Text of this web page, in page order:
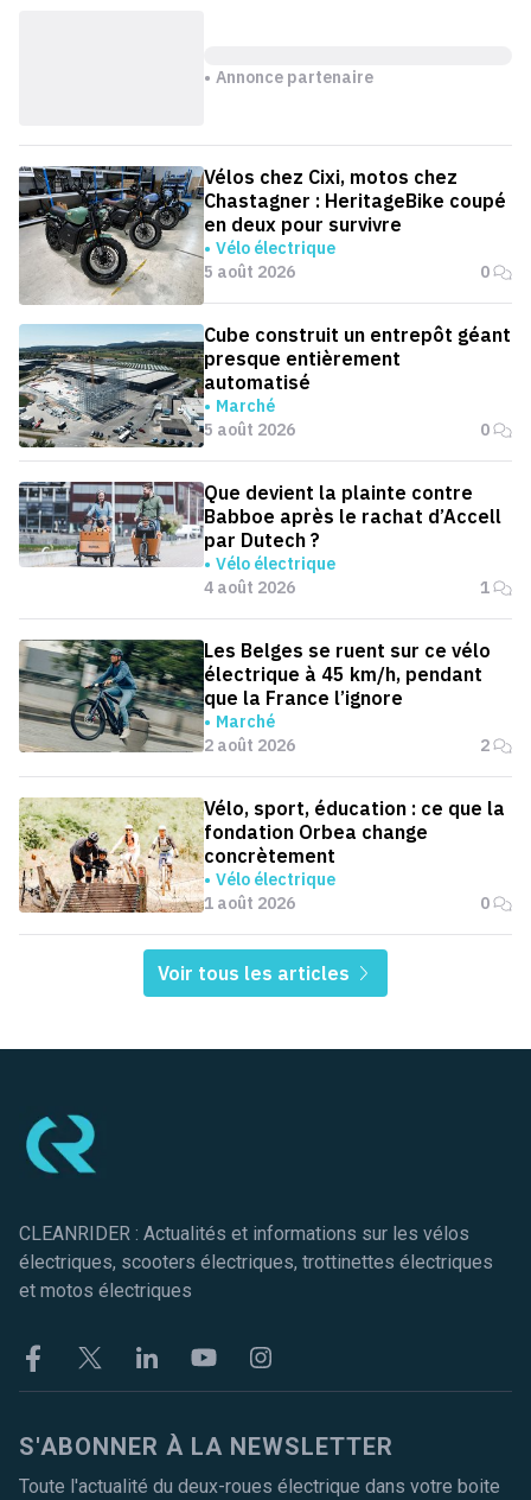
Annonce partenaire
Vélos chez Cixi, motos chez
Chastagner : HeritageBike coupé
en deux pour survivre
Vélo électrique
5 août 2026
0
Cube construit un entrepôt géant
presque entièrement
automatisé
Marché
5 août 2026
0
Que devient la plainte contre
Babboe après le rachat d’Accell
par Dutech ?
Vélo électrique
4 août 2026
1
Les Belges se ruent sur ce vélo
électrique à 45 km/h, pendant
que la France l’ignore
Marché
2 août 2026
2
Vélo, sport, éducation : ce que la
fondation Orbea change
concrètement
Vélo électrique
1 août 2026
0
Voir tous les articles
CLEANRIDER : Actualités et informations sur les vélos
électriques, scooters électriques, trottinettes électriques
et motos électriques
FacebookTwitter LinkekinYoutubeInstagram
S'ABONNER À LA NEWSLETTER
Toute l'actualité du deux-roues électrique dans votre boite